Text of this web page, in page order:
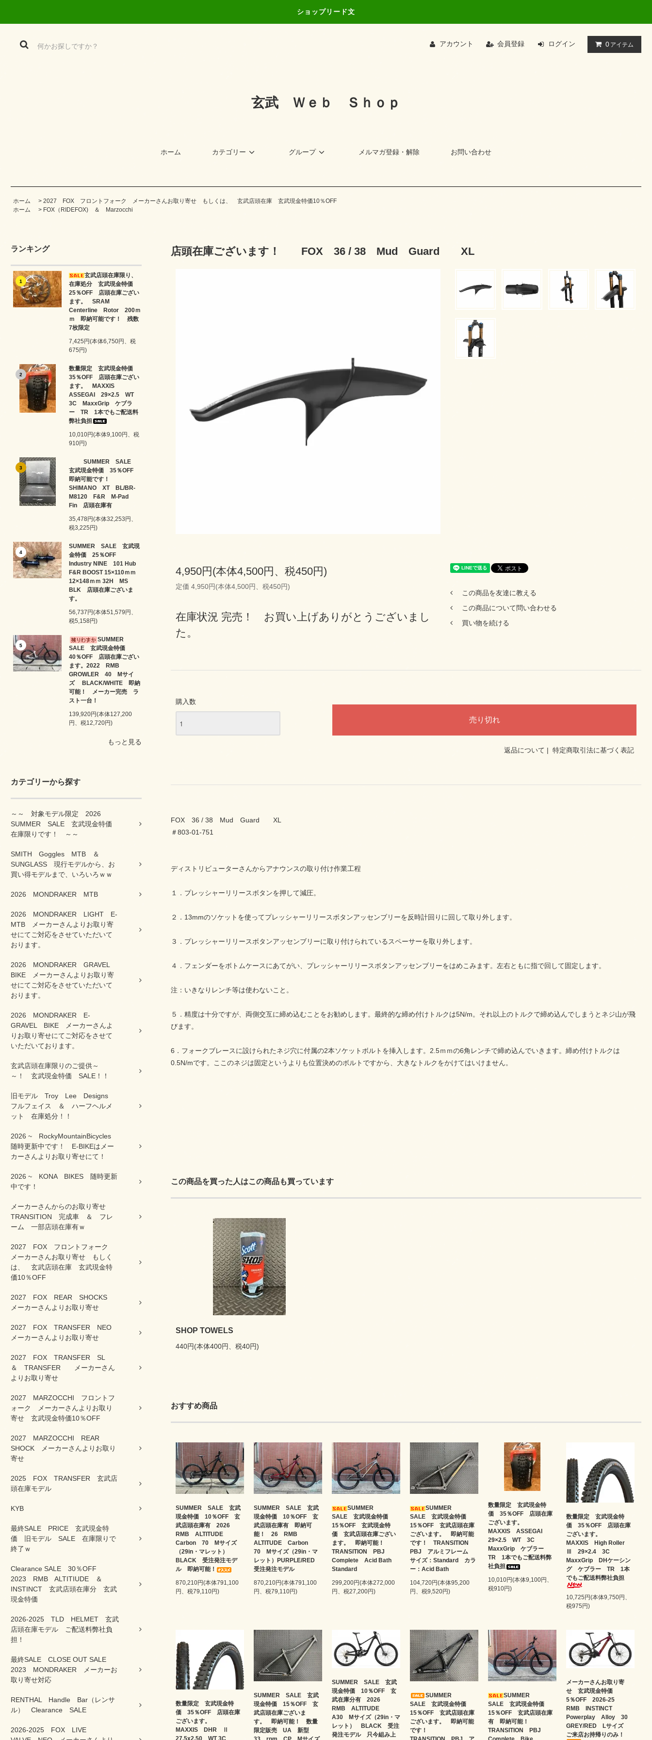
ショップリード文
アカウント 会員登録 ログイン 0 アイテム
玄武 Ｗｅｂ Ｓｈｏｐ
ホーム カテゴリー グループ メルマガ登録・解除 お問い合わせ
ホーム > 2027 FOX フロントフォーク メーカーさんお取り寄せ もしくは、 玄武店頭在庫 玄武現金特価10％OFF
ホーム
> FOX（RIDEFOX) ＆ Marzocchi
ランキング
1
玄武店頭在庫限り、
在庫処分 玄武現金特価
25％OFF 店頭在庫ござい
ます。 SRAM
Centerline Rotor 200ｍ
ｍ 即納可能です！ 残数
7枚限定
7,425円(本体6,750円、税
675円)
2
数量限定 玄武現金特価
35％OFF 店頭在庫ござい
ます。 MAXXIS
ASSEGAI 29×2.5 WT
3C MaxxGrip ケブラ
ー TR 1本でもご配送料
弊社負担
10,010円(本体9,100円、税
910円)
3
SUMMER SALE
玄武現金特価 35％OFF
即納可能です！
SHIMANO XT BL/BR-
M8120 F&R M-Pad
Fin 店頭在庫有
35,478円(本体32,253円、
税3,225円)
4
SUMMER SALE 玄武現
金特価 25％OFF
Industry NINE 101 Hub
F&R BOOST 15×110ｍｍ
12×148ｍｍ 32H MS
BLK 店頭在庫ございま
す。
56,737円(本体51,579円、
税5,158円)
5
SUMMER
SALE 玄武現金特価
40％OFF 店頭在庫ござい
ます。2022 RMB
GROWLER 40 Mサイ
ズ BLACK/WHITE 即納
可能！ メーカー完売 ラ
スト一台！
139,920円(本体127,200
円、税12,720円)
もっと見る
カテゴリーから探す
～～ 対象モデル限定 2026
SUMMER SALE 玄武現金特価
在庫限りです！ ～～
SMITH Goggles MTB ＆
SUNGLASS 現行モデルから、お
買い得モデルまで、いろいろｗｗ
2026 MONDRAKER MTB
2026 MONDRAKER LIGHT E-
MTB メーカーさんよりお取り寄
せにてご対応をさせていただいて
おります。
2026 MONDRAKER GRAVEL
BIKE メーカーさんよりお取り寄
せにてご対応をさせていただいて
おります。
2026 MONDRAKER E-
GRAVEL BIKE メーカーさんよ
りお取り寄せにてご対応をさせて
いただいております。
玄武店頭在庫限りのご提供～
～！ 玄武現金特価 SALE！！
旧モデル Troy Lee Designs
フルフェイス ＆ ハーフヘルメ
ット 在庫処分！！
2026 ~ RockyMountainBicycles
随時更新中です！ E-BIKEはメー
カーさんよりお取り寄せにて！
2026 ~ KONA BIKES 随時更新
中です！
メーカーさんからのお取り寄せ
TRANSITION 完成車 ＆ フレ
ーム 一部店頭在庫有ｗ
2027 FOX フロントフォーク
メーカーさんお取り寄せ もしく
は、 玄武店頭在庫 玄武現金特
価10％OFF
2027 FOX REAR SHOCKS
メーカーさんよりお取り寄せ
2027 FOX TRANSFER NEO
メーカーさんよりお取り寄せ
2027 FOX TRANSFER SL
＆ TRANSFER メーカーさん
よりお取り寄せ
2027 MARZOCCHI フロントフ
ォーク メーカーさんよりお取り
寄せ 玄武現金特価10％OFF
2027 MARZOCCHI REAR
SHOCK メーカーさんよりお取り
寄せ
2025 FOX TRANSFER 玄武店
頭在庫モデル
KYB
最終SALE PRICE 玄武現金特
価 旧モデル SALE 在庫限りで
終了ｗ
Clearance SALE 30％OFF
2023 RMB ALTITIUDE ＆
INSTINCT 玄武店頭在庫分 玄武
現金特価
2026-2025 TLD HELMET 玄武
店頭在庫モデル ご配送料弊社負
担！
最終SALE CLOSE OUT SALE
2023 MONDRAKER メーカーお
取り寄せ対応
RENTHAL Handle Bar（レンサ
ル） Clearance SALE
2026-2025 FOX LIVE
店頭在庫ございます！ FOX 36 / 38 Mud Guard XL
4,950円(本体4,500円、税450円)
定価 4,950円(本体4,500円、税450円)
在庫状況 完売！ お買い上げありがとうございまし
た。
この商品を友達に教える
この商品について問い合わせる
買い物を続ける
購入数
返品について | 特定商取引法に基づく表記
FOX 36 / 38 Mud Guard XL
＃803-01-751
ディストリビューターさんからアナウンスの取り付け作業工程
１．プレッシャーリリースボタンを押して減圧。
２．13mmのソケットを使ってプレッシャーリリースボタンアッセンブリーを反時計回りに回して取り外します。
３．プレッシャーリリースボタンアッセンブリーに取り付けられているスペーサーを取り外します。
４．フェンダーをボトムケースにあてがい、プレッシャーリリースボタンアッセンブリーをはめこみます。左右ともに指で回して固定します。
注：いきなりレンチ等は使わないこと。
５．精度は十分ですが、両側交互に締め込むことをお勧めします。最終的な締め付けトルクは5N/m。それ以上のトルクで締め込んでしまうとネジ山が飛
びます。
6．フォークブレースに設けられたネジ穴に付属の2本ソケットボルトを挿入します。2.5ｍｍの6角レンチで締め込んでいきます。締め付けトルクは
0.5N/mです。ここのネジは固定というよりも位置決めのボルトですから、大きなトルクをかけてはいけません。
この商品を買った人はこの商品も買っています
SHOP TOWELS
440円(本体400円、税40円)
おすすめ商品
SUMMER SALE 玄武
現金特価 10％OFF 玄
武店頭在庫有 2026
RMB ALTITUDE
Carbon 70 Mサイズ
（29in・マレット）
BLACK 受注発注モデ
ル 即納可能！
870,210円(本体791,100
円、税79,110円)
SUMMER SALE 玄武
現金特価 10％OFF 玄
武店頭在庫有 即納可
能！ 26 RMB
ALTITUDE Carbon
70 Mサイズ（29in・マ
レット）PURPLE/RED
受注発注モデル
870,210円(本体791,100
円、税79,110円)
SUMMER
SALE 玄武現金特価
15％OFF 玄武現金特
価 玄武店頭在庫ござい
ます。 即納可能！
TRANSITION PBJ
Complete Acid Bath
Standard
299,200円(本体272,000
円、税27,200円)
SUMMER
SALE 玄武現金特価
15％OFF 玄武店頭在庫
ございます。 即納可能
です！ TRANSITION
PBJ アルミフレーム
サイズ：Standard カラ
ー：Acid Bath
104,720円(本体95,200
円、税9,520円)
数量限定 玄武現金特
価 35％OFF 店頭在庫
ございます。
MAXXIS ASSEGAI
29×2.5 WT 3C
MaxxGrip ケブラー
TR 1本でもご配送料弊
社負担
10,010円(本体9,100円、
税910円)
数量限定 玄武現金特
価 35％OFF 店頭在庫
ございます。
MAXXIS High Roller
Ⅲ 29×2.4 3C
MaxxGrip DHケーシン
グ ケブラー TR 1本
でもご配送料弊社負担
10,725円(本体9,750円、
税975円)
数量限定 玄武現金特
価 35％OFF 店頭在庫
ございます。
MAXXIS DHR Ⅱ
SUMMER SALE 玄武
現金特価 15％OFF 玄
武店頭在庫ございま
す。 即納可能！ 数量
限定販売 UA 新型
SUMMER SALE 玄武
現金特価 10％OFF 玄
武在庫分有 2026
RMB ALTITUDE
A30 Mサイズ（29in・マ
レット） BLACK 受注
発注モデル 只今組み上
SUMMER
SALE 玄武現金特価
15％OFF 玄武店頭在庫
ございます。 即納可能
です！
SUMMER
SALE 玄武現金特価
15％OFF 玄武店頭在庫
有 即納可能！
TRANSITION PBJ
メーカーさんお取り寄
せ 玄武現金特価
5％OFF 2026-25
RMB INSTINCT
Powerplay Alloy 30
GREY/RED Lサイズ
ご来店お持帰りのみ！